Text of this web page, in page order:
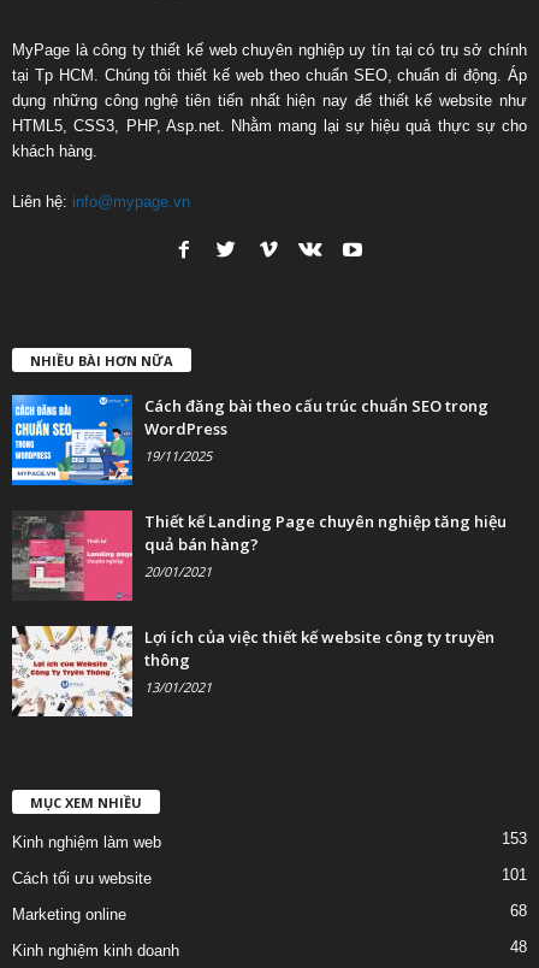
MyPage là công ty thiết kế web chuyên nghiệp uy tín tại có trụ sở chính
tại Tp HCM. Chúng tôi thiết kế web theo chuẩn SEO, chuẩn di động. Áp
dụng những công nghệ tiên tiến nhất hiện nay để thiết kế website như
HTML5, CSS3, PHP, Asp.net. Nhằm mang lại sự hiệu quả thực sự cho
khách hàng.
Liên hệ: info@mypage.vn
NHIỀU BÀI HƠN NỮA
Cách đăng bài theo cấu trúc chuẩn SEO trong
WordPress
19/11/2025
Thiết kế Landing Page chuyên nghiệp tăng hiệu
quả bán hàng?
20/01/2021
Lợi ích của việc thiết kế website công ty truyền
thông
13/01/2021
MỤC XEM NHIỀU
Kinh nghiệm làm web 153
Cách tối ưu website 101
Marketing online 68
Kinh nghiệm kinh doanh 48